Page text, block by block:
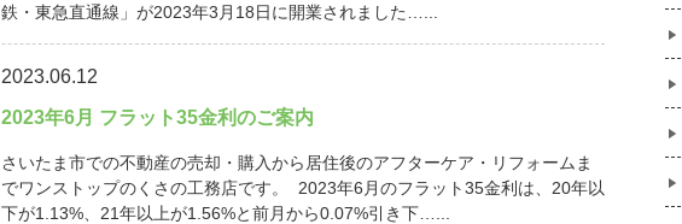
鉄・東急直通線」が2023年3月18日に開業されました…...
2023.06.12
2023年6月 フラット35金利のご案内
さいたま市での不動産の売却・購入から居住後のアフターケア・リフォームま
でワンストップのくさの工務店です。 2023年6月のフラット35金利は、20年以
下が1.13%、21年以上が1.56%と前月から0.07%引き下…...